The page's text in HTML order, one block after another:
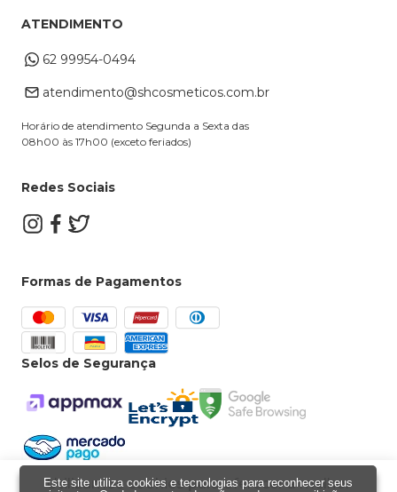
Cupons
Troca e Devoluções
Dúvidas Frequentes
Alterar Cadastro
ATENDIMENTO
62 99954-0494
atendimento@shcosmeticos.com.br
Horário de atendimento Segunda a Sexta das
08h00 às 17h00 (exceto feriados)
Redes Sociais
Formas de Pagamentos
Selos de Segurança
Utilizamos cookies para oferecer a melhor
Este site utiliza cookies e tecnologias para reconhecer seus